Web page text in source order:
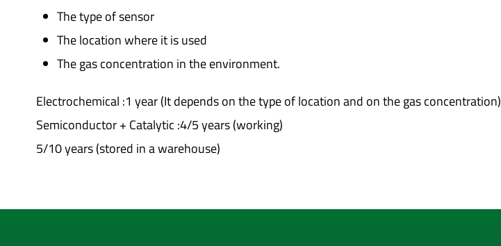
The type of sensor
The location where it is used
The gas concentration in the environment.
Electrochemical :1 year (It depends on the type of location and on the gas concentration)
Semiconductor + Catalytic :4/5 years (working)
5/10 years (stored in a warehouse)